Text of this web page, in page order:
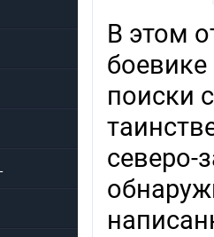
В этом
поиски
северо-